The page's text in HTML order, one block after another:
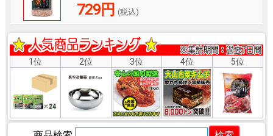
729円 (税込)
1位 2位 3位 4位 5位